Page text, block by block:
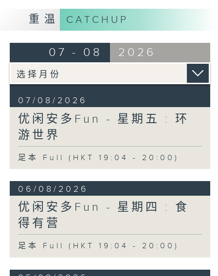
环游世界：即将消失的8大世界美景(2)
重温 CATCHUP
07 - 08 2026
07/08/2026
优闲安多Fun - 星期五 : 环
游世界
足本 Full (HKT 19:04 - 20:00)
06/08/2026
优闲安多Fun - 星期四 : 食
得有营
足本 Full (HKT 19:04 - 20:00)